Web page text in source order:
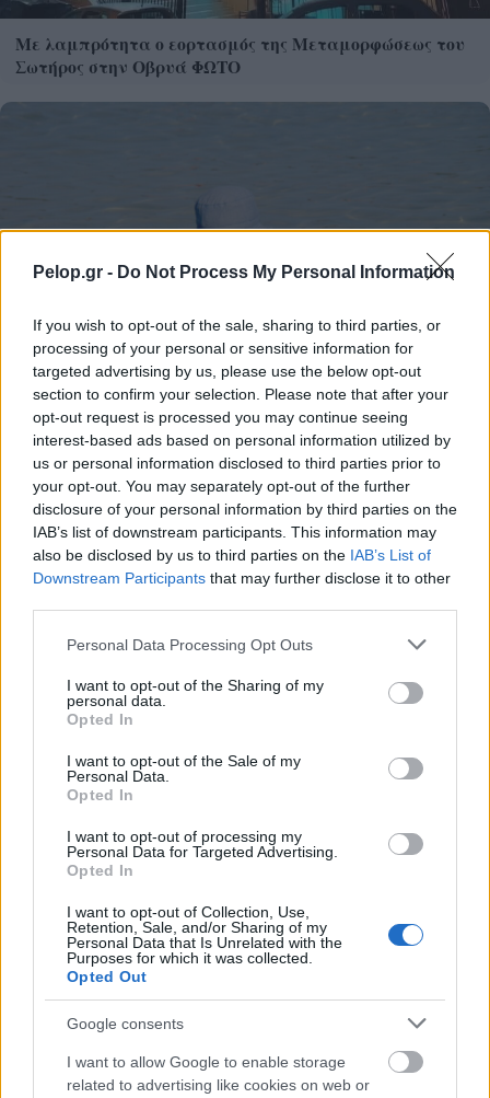
Pelop.gr - Do Not Process My Personal Information
If you wish to opt-out of the sale, sharing to third parties, or
processing of your personal or sensitive information for
targeted advertising by us, please use the below opt-out
section to confirm your selection. Please note that after your
opt-out request is processed you may continue seeing
interest-based ads based on personal information utilized by
us or personal information disclosed to third parties prior to
your opt-out. You may separately opt-out of the further
disclosure of your personal information by third parties on the
IAB’s list of downstream participants. This information may
also be disclosed by us to third parties on the IAB’s List of
Downstream Participants that may further disclose it to other
Please note that this website/app uses one or more Google
not limited to your visit or usage behaviour. You may click to
grant or deny consent to Google and its third-party tags to
use your data for below specified purposes in below Google
consent section.
Personal Data Processing Opt Outs
I want to opt-out of the Sharing of my
personal data.
Opted In
I want to opt-out of the Sale of my
Personal Data.
Opted In
I want to opt-out of processing my
Personal Data for Targeted Advertising.
Opted In
I want to opt-out of Collection, Use,
Retention, Sale, and/or Sharing of my
Personal Data that Is Unrelated with the
Purposes for which it was collected.
Opted Out
Google consents
I want to allow Google to enable storage
related to advertising like cookies on web or
Με λαμπρότητα ο εορτασμός της Μεταμορφώσεως του
Σωτήρος στην Οβρυά ΦΩΤΟ
Τουρισμός για Ολους 2026: Τα SOS για να κερδίσετε το
voucher διακοπών
Το Minecraft έρχεται στο Nintendo Switch 2 όπως δεν το
έχετε ξαναδεί